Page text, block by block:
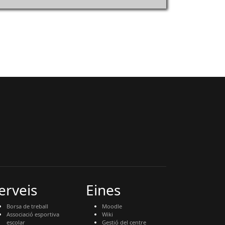
Borsa de treball
Associació esportiva
escolar
Eines
Moodle
Wiki
Gestió del centre